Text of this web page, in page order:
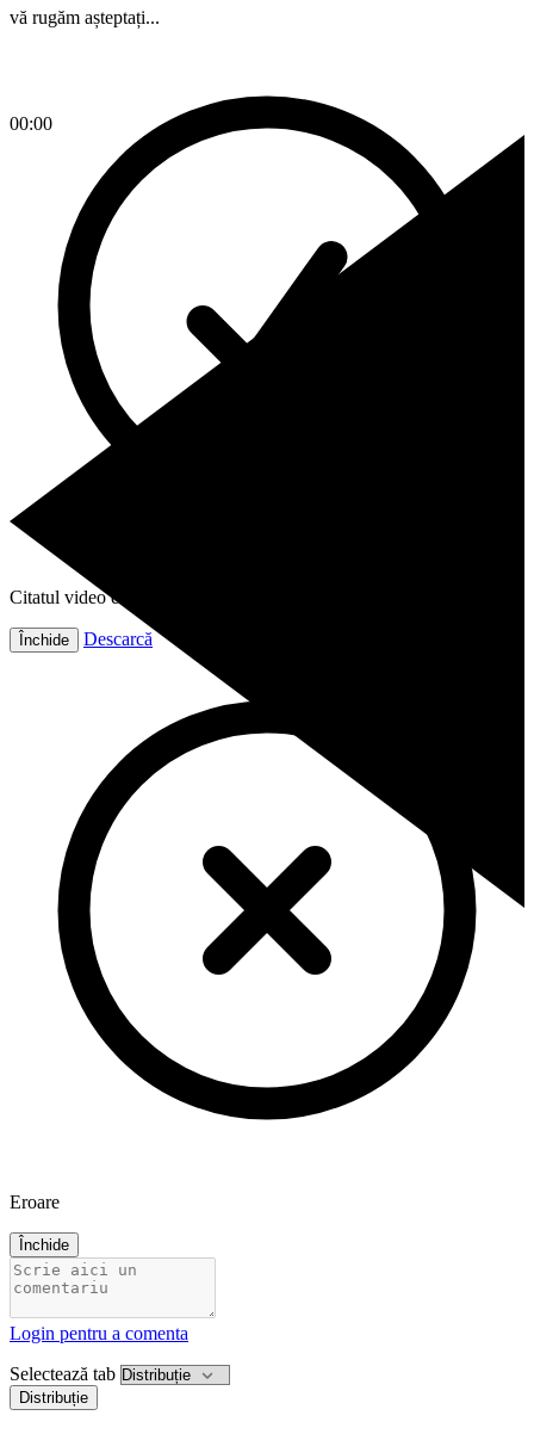
00:00
vă rugăm așteptați...
Citatul video este gata!
Închide Descarcă
Eroare
Închide
Login pentru a comenta
Selectează tab
Distribuție